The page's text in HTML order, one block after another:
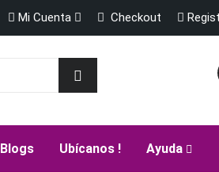
Mi Cuenta Checkout
Blogs Ubícanos ! Ayuda